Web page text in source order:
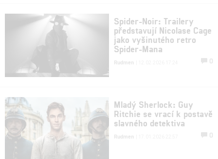
Spider-Noir: Trailery
představují Nicolase Cage
jako vyšinutého retro
Spider-Mana
Rudmen 0
Mladý Sherlock: Guy
Ritchie se vrací k postavě
slavného detektiva
Rudmen 0